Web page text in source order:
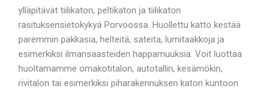
ylläpitävät tiilikaton, peltikaton ja tiilikaton
rasituksensietokykyä Porvoossa. Huollettu katto kestää
paremmin pakkasia, helteitä, sateita, lumitaakkoja ja
esimerkiksi ilmansaasteiden happamuuksia. Voit luottaa
huoltamamme omakotitalon, autotallin, kesämökin,
rivitalon tai esimerkiksi piharakennuksen katon kuntoon